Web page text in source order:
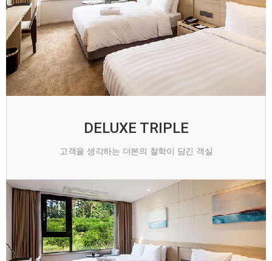
DELUXE TRIPLE
고객을 생각하는 더본의 철학이 담긴 객실